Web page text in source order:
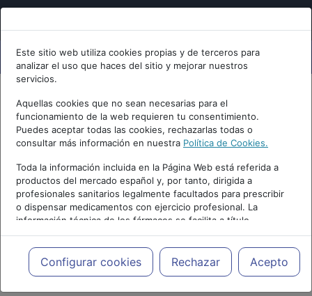
Este sitio web utiliza cookies propias y de terceros para
analizar el uso que haces del sitio y mejorar nuestros
servicios.
Aquellas cookies que no sean necesarias para el
funcionamiento de la web requieren tu consentimiento.
Puedes aceptar todas las cookies, rechazarlas todas o
consultar más información en nuestra Política de Cookies.
Toda la información incluida en la Página Web está referida a
productos del mercado español y, por tanto, dirigida a
profesionales sanitarios legalmente facultados para prescribir
o dispensar medicamentos con ejercicio profesional. La
información técnica de los fármacos se facilita a título
meramente informativo, siendo responsabilidad de los
profesionales facultados prescribir medicamentos y decidir, en
cada caso concreto, el tratamiento más adecuado a las
necesidades del paciente.
Configurar cookies Rechazar Acepto